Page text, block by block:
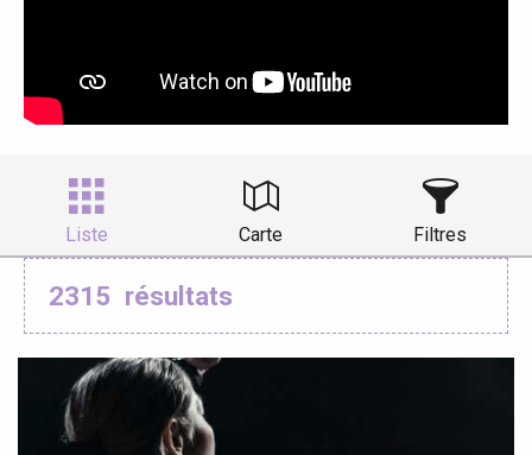
Liste Carte Filtres
2315 résultats